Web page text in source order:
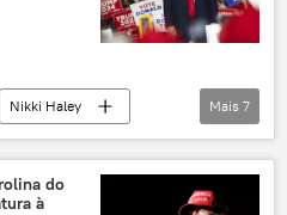
Nikki Haley
Donald Trump
Mais 7
do
à